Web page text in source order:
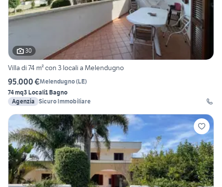
30
Villa di 74 m² con 3 locali a Melendugno
95.000 €Melendugno(LE)
74 mq3 Locali1 Bagno
Agenzia Sicuro Immobiliare